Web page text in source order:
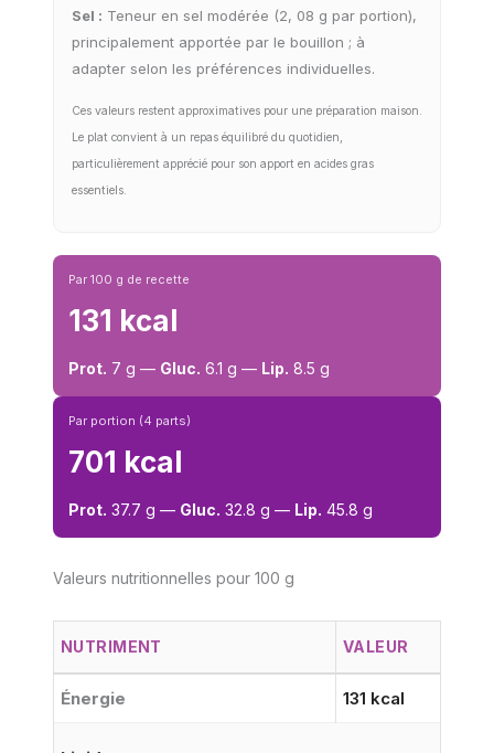
Sel : Teneur en sel modérée (2, 08 g par portion),
principalement apportée par le bouillon ; à
adapter selon les préférences individuelles.
Ces valeurs restent approximatives pour une préparation maison.
Le plat convient à un repas équilibré du quotidien,
particulièrement apprécié pour son apport en acides gras
essentiels.
Par 100 g de recette
131 kcal
Prot. 7 g — Gluc. 6.1 g — Lip. 8.5 g
Par portion (4 parts)
701 kcal
Prot. 37.7 g — Gluc. 32.8 g — Lip. 45.8 g
Valeurs nutritionnelles pour 100 g
NUTRIMENT VALEUR
Énergie 131 kcal